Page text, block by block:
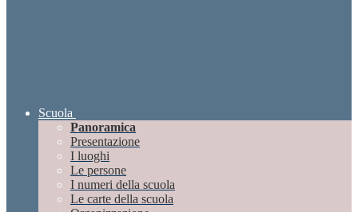
Scuola
Panoramica
Presentazione
I luoghi
Le persone
I numeri della scuola
Le carte della scuola